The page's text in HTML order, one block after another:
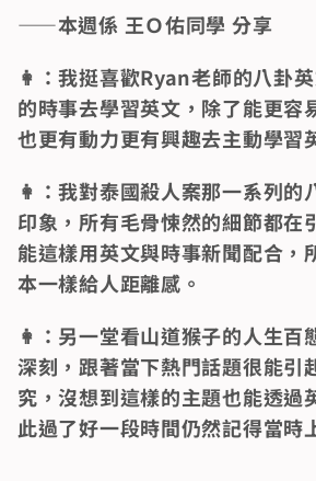
——本週係 王Ｏ佑同學 分享
👩：我挺喜歡Ryan老師的八卦
的時事去學習英文，除了能更容
也更有動力更有興趣去主動學習
👩：我對泰國殺人案那一系列的
印象，所有毛骨悚然的細節都在
能這樣用英文與時事新聞配合，
本一樣給人距離感。
👩：另一堂看山道猴子的人生百
深刻，跟著當下熱門話題很能引
究，沒想到這樣的主題也能透過
此過了好一段時間仍然記得當時